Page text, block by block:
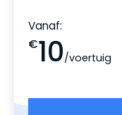
Vanaf:
€10/voertuig